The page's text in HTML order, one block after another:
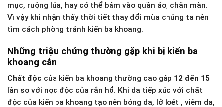
mục, ruộng lúa, hay có thể bám vào quần áo, chăn màn.
Vì vậy khi nhận thấy thời tiết thay đổi mùa chúng ta nên
tìm cách phòng tránh kiến ba khoang.
Những triệu chứng thường gặp khi bị kiến ba
khoang cắn
Chất độc của kiến ba khoang thường cao gấp 12 đến 15
lần so với nọc độc của rắn hổ. Khi da tiếp xúc với chất
độc của kiến ba khoang tạo nên bỏng da, lở loét , viêm da,